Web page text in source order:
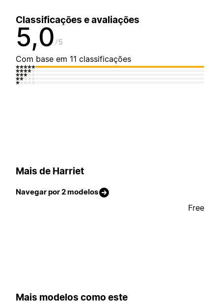
Classificações e avaliações
5,0 5
Com base em 11 classificações
Mais de Harriet
Navegar por 2 modelos
Free
Mais modelos como este